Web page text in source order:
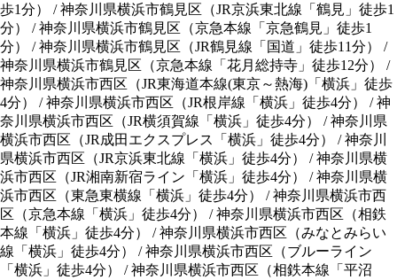
歩1分） /神奈川県横浜市鶴見区 （JR京浜東北線「鶴見」徒歩1
分） /神奈川県横浜市鶴見区 （京急本線「京急鶴見」徒歩1
分） /神奈川県横浜市鶴見区 （JR鶴見線「国道」徒歩11分）
/
神奈川県横浜市鶴見区
（京急本線「花月総持寺」徒歩12分）
/
神奈川県横浜市西区
（JR東海道本線(東京～熱海)「横浜」徒歩
4分） /神奈川県横浜市西区 （JR根岸線「横浜」徒歩4分） /神
奈川県横浜市西区
（JR横須賀線「横浜」徒歩4分） /神奈川県
横浜市西区
（JR成田エクスプレス「横浜」徒歩4分） /神奈川
県横浜市西区
（JR京浜東北線「横浜」徒歩4分） /神奈川県横
浜市西区
（JR湘南新宿ライン「横浜」徒歩4分） /神奈川県横
浜市西区
（東急東横線「横浜」徒歩4分） /神奈川県横浜市西
区
（京急本線「横浜」徒歩4分） /神奈川県横浜市西区 （相鉄
本線「横浜」徒歩4分） /神奈川県横浜市西区 （みなとみらい
線「横浜」徒歩4分） /神奈川県横浜市西区 （ブルーライン
「横浜」徒歩4分） /神奈川県横浜市西区 （相鉄本線「平沼